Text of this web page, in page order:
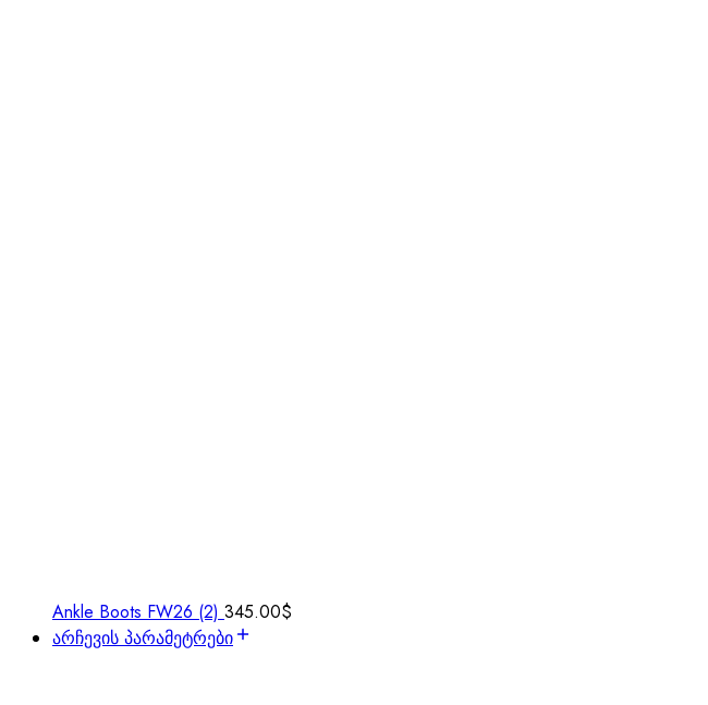
Ankle Boots FW26 (2) 345.00$
არჩევის პარამეტრები